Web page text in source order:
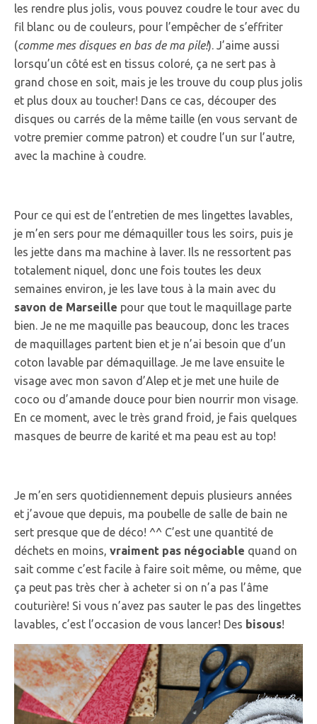
les rendre plus jolis, vous pouvez coudre le tour avec du
fil blanc ou de couleurs, pour l’empêcher de s’effriter
(comme mes disques en bas de ma pile!). J’aime aussi
lorsqu’un côté est en tissus coloré, ça ne sert pas à
grand chose en soit, mais je les trouve du coup plus jolis
et plus doux au toucher! Dans ce cas, découper des
disques ou carrés de la même taille (en vous servant de
votre premier comme patron) et coudre l’un sur l’autre,
avec la machine à coudre.
Pour ce qui est de l’entretien de mes lingettes lavables,
je m’en sers pour me démaquiller tous les soirs, puis je
les jette dans ma machine à laver. Ils ne ressortent pas
totalement niquel, donc une fois toutes les deux
semaines environ, je les lave tous à la main avec du
savon de Marseille pour que tout le maquillage parte
bien. Je ne me maquille pas beaucoup, donc les traces
de maquillages partent bien et je n’ai besoin que d’un
coton lavable par démaquillage. Je me lave ensuite le
visage avec mon savon d’Alep et je met une huile de
coco ou d’amande douce pour bien nourrir mon visage.
En ce moment, avec le très grand froid, je fais quelques
masques de beurre de karité et ma peau est au top!
Je m’en sers quotidiennement depuis plusieurs années
et j’avoue que depuis, ma poubelle de salle de bain ne
sert presque que de déco! ^^ C’est une quantité de
déchets en moins, vraiment pas négociable quand on
sait comme c’est facile à faire soit même, ou même, que
ça peut pas très cher à acheter si on n’a pas l’âme
couturière! Si vous n’avez pas sauter le pas des lingettes
lavables, c’est l’occasion de vous lancer! Des bisous!